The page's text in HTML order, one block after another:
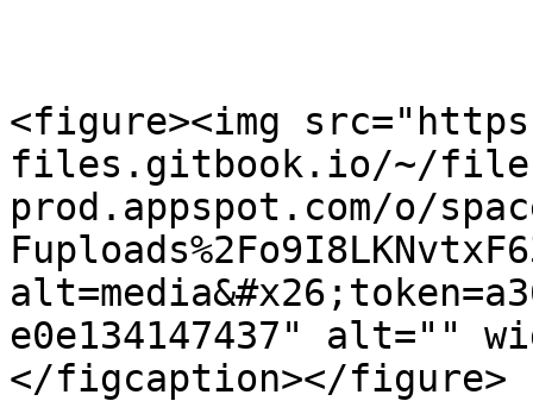
<figure><img
files.gitbook.io/~/
prod.appspot.com/o/
e0e134147437" alt=""
</figcaption></figure>